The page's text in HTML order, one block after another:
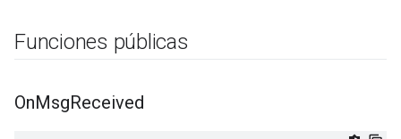
Funciones públicas
OnMsgReceived